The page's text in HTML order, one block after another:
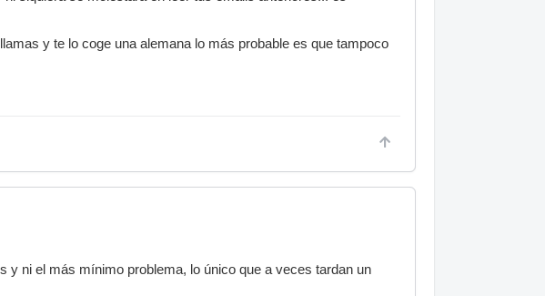
y te lo coge una alemana lo más probable es que tampoco
y ni el más mínimo problema, lo único que a veces tardan un